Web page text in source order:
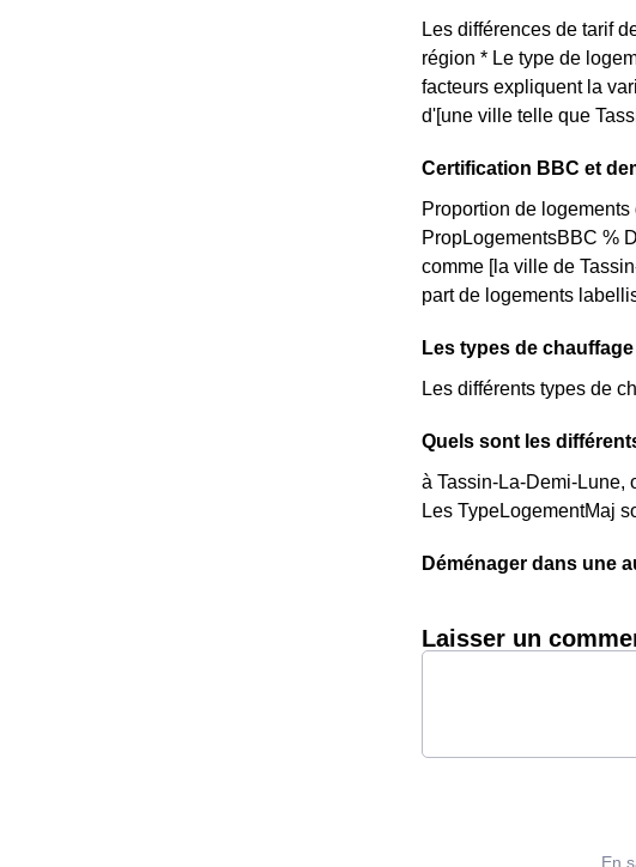
Les différences de tarif
région * Le type de
facteurs expliquent la
d'[une ville telle que
Certification BBC et
Proportion de
PropLogementsBBC %
comme [la ville de
part de logements
Les types de
Les différents types de
Quels sont les
à Tassin-La-Demi-Lune,
Les TypeLogementMaj
Déménager dans une
Laisser un
En